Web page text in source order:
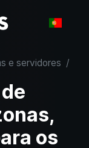
e servidores /
os